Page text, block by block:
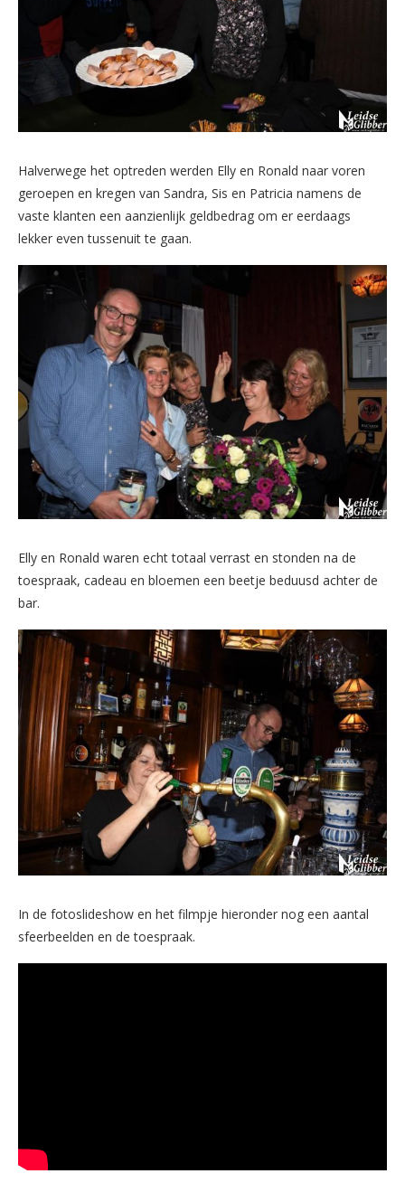
Halverwege het optreden werden Elly en Ronald naar voren
geroepen en kregen van Sandra, Sis en Patricia namens de
vaste klanten een aanzienlijk geldbedrag om er eerdaags
lekker even tussenuit te gaan.
Elly en Ronald waren echt totaal verrast en stonden na de
toespraak, cadeau en bloemen een beetje beduusd achter de
bar.
In de fotoslideshow en het filmpje hieronder nog een aantal
sfeerbeelden en de toespraak.